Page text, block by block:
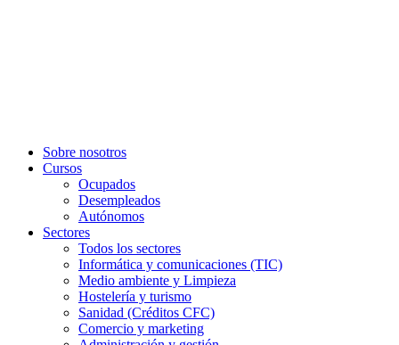
Sobre nosotros
Cursos
Ocupados
Desempleados
Autónomos
Sectores
Todos los sectores
Informática y comunicaciones (TIC)
Medio ambiente y Limpieza
Hostelería y turismo
Sanidad (Créditos CFC)
Comercio y marketing